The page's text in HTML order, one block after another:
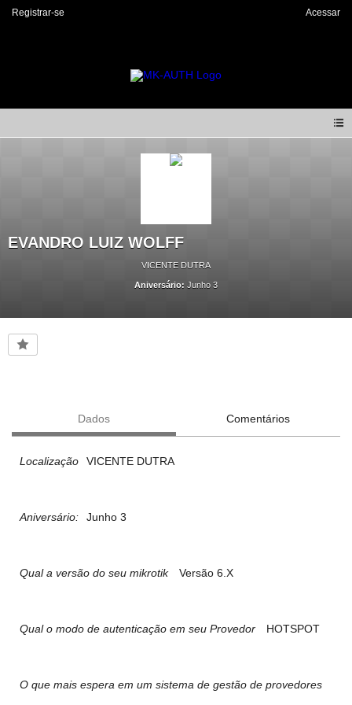
Registrar-se Acessar
EVANDRO LUIZ WOLFF
VICENTE DUTRA
Aniversário: Junho 3
Dados Comentários
Localização VICENTE DUTRA
Aniversário: Junho 3
Qual a versão do seu mikrotik Versão 6.X
Qual o modo de autenticação em seu Provedor HOTSPOT
O que mais espera em um sistema de gestão de provedores